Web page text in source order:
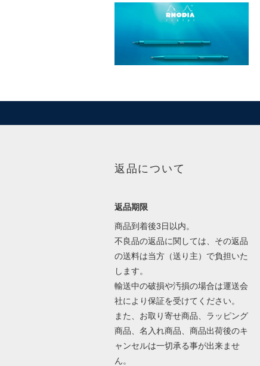
返品について
返品期限
商品到着後3日以内。
不良品の返品に関しては、その返品
の送料は当方（送り主）で負担いた
します。
輸送中の破損や汚損の場合は運送会
社により保証を受けてください。
また、お取り寄せ商品、ラッピング
商品、名入れ商品、商品出荷後のキ
ャンセルは一切承る事が出来ませ
ん。